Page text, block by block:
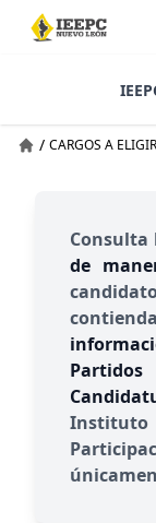
/ CARGOS A ELIGIR
de